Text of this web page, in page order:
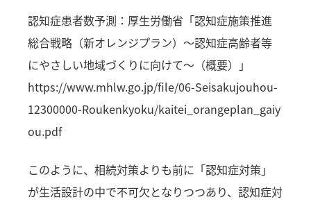
認知症患者数予測：厚生労働省「認知症施策推進
総合戦略（新オレンジプラン）～認知症高齢者等
にやさしい地域づくりに向けて～（概要）」
https://www.mhlw.go.jp/file/06-Seisakujouhou-
12300000-Roukenkyoku/kaitei_orangeplan_gaiy
ou.pdf
このように、相続対策よりも前に「認知症対策」
が生活設計の中で不可欠となりつつあり、認知症対